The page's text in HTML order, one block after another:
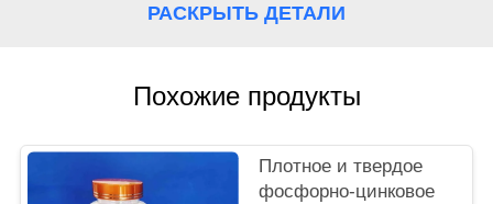
PRIVACY
POLICY
РАСКРЫТЬ ДЕТАЛИ
Похожие продукты
Плотное и твердое
фосфорно-цинковое